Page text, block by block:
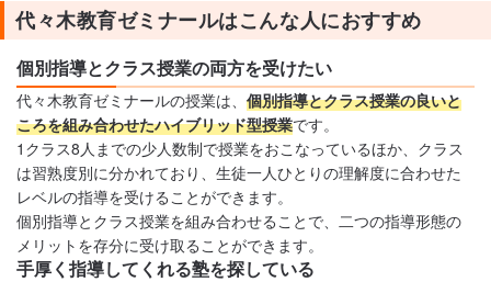
代々木教育ゼミナールはこんな人におすすめ
個別指導とクラス授業の両方を受けたい
代々木教育ゼミナールの授業は、 個別指導とクラス授業の良いと
ころを組み合わせたハイブリッド型授業です。
1クラス8人までの少人数制で授業をおこなっているほか、クラス
は習熟度別に分かれており、生徒一人ひとりの理解度に合わせた
レベルの指導を受けることができます。
個別指導とクラス授業を組み合わせることで、二つの指導形態の
メリットを存分に受け取ることができます。
手厚く指導してくれる塾を探している